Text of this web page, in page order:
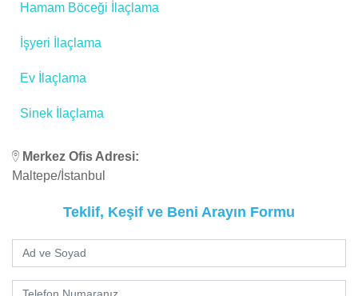
Hamam Böceği İlaçlama
İşyeri İlaçlama
Ev İlaçlama
Sinek İlaçlama
Merkez Ofis Adresi:
Maltepe/İstanbul
Teklif, Keşif ve Beni Arayın Formu